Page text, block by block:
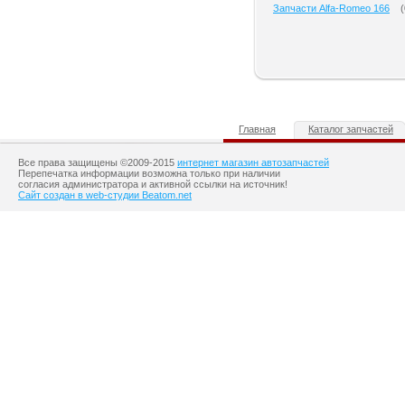
Запчасти Alfa-Romeo 166 (
Главная Каталог запчастей
Все права защищены ©2009-2015 интернет магазин автозапчастей
Перепечатка информации возможна только при наличии
согласия администратора и активной ссылки на источник!
Сайт создан в web-студии Beatom.net